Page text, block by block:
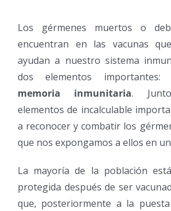
Los gérmenes muertos o
encuentran en las vacunas
ayudan a nuestro sistema
dos elementos importantes:
memoria inmunitaria.
elementos de incalculable
a reconocer y combatir los
que nos expongamos a ellos en
La mayoría de la población
protegida después de ser
que, posteriormente a la